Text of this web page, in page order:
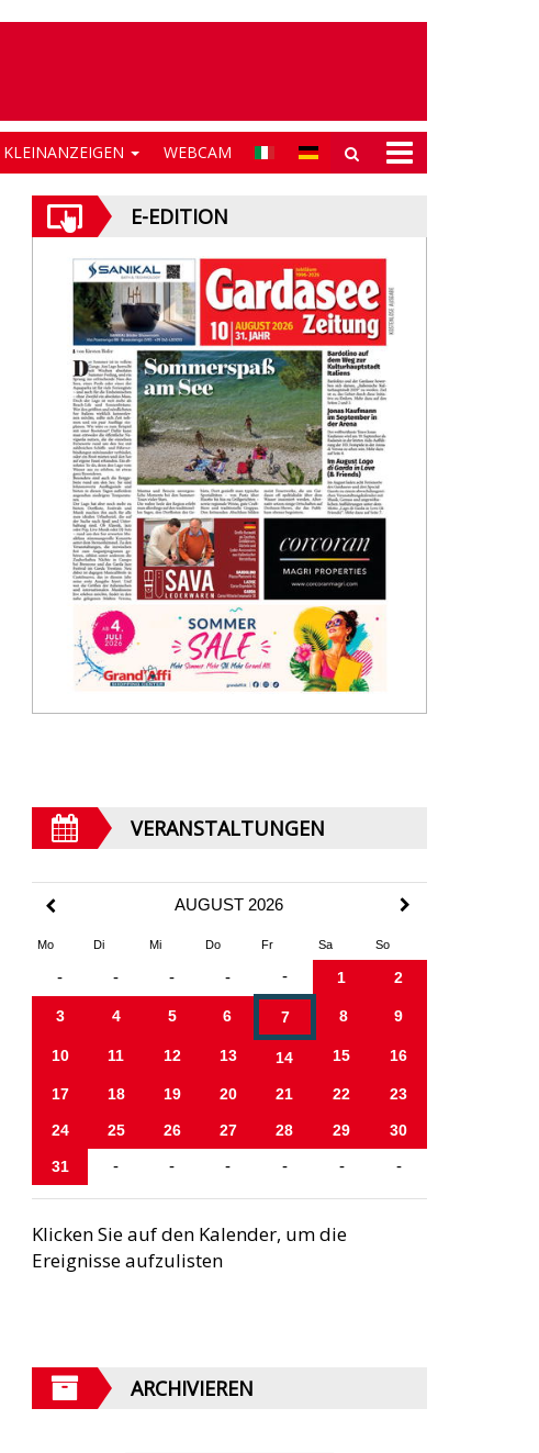
KLEINANZEIGEN WEBCAM
E-EDITION
VERANSTALTUNGEN
AUGUST 2026
Mo Di Mi Do Fr Sa So
- - - - - 1 2
3 4 5 6 7 8 9
10 11 12 13 14 15 16
17 18 19 20 21 22 23
24 25 26 27 28 29 30
31 - - - - - -
Klicken Sie auf den Kalender, um die
Ereignisse aufzulisten
ARCHIVIEREN